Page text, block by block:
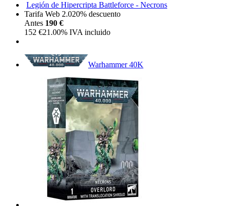
Legión de Hipercripta Battleforce - Necrons
Tarifa Web 2.020% descuento
Antes 190 €
152 €21.00% IVA incluido
Warhammer 40K